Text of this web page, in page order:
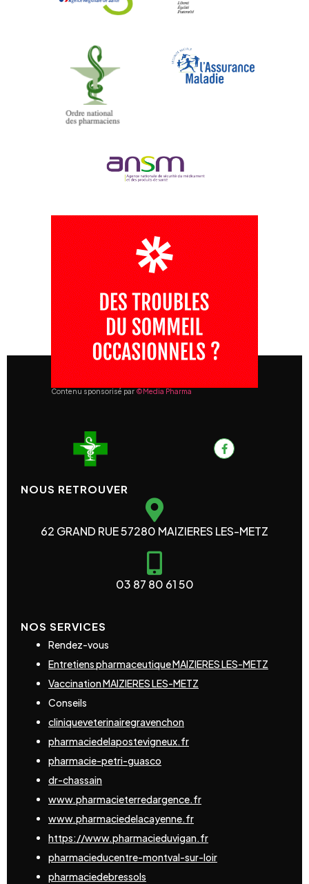
Contenu sponsorisé par ©Media Pharma
NOUS RETROUVER
62 GRAND RUE 57280 MAIZIERES LES-METZ
03 87 80 61 50
NOS SERVICES
Rendez-vous
Entretiens pharmaceutique MAIZIERES LES-METZ
Vaccination MAIZIERES LES-METZ
Conseils
cliniqueveterinairegravenchon
pharmaciedelapostevigneux.fr
pharmacie-petri-guasco
dr-chassain
www.pharmacieterredargence.fr
www.pharmaciedelacayenne.fr
https://www.pharmacieduvigan.fr
pharmacieducentre-montval-sur-loir
pharmaciedebressols